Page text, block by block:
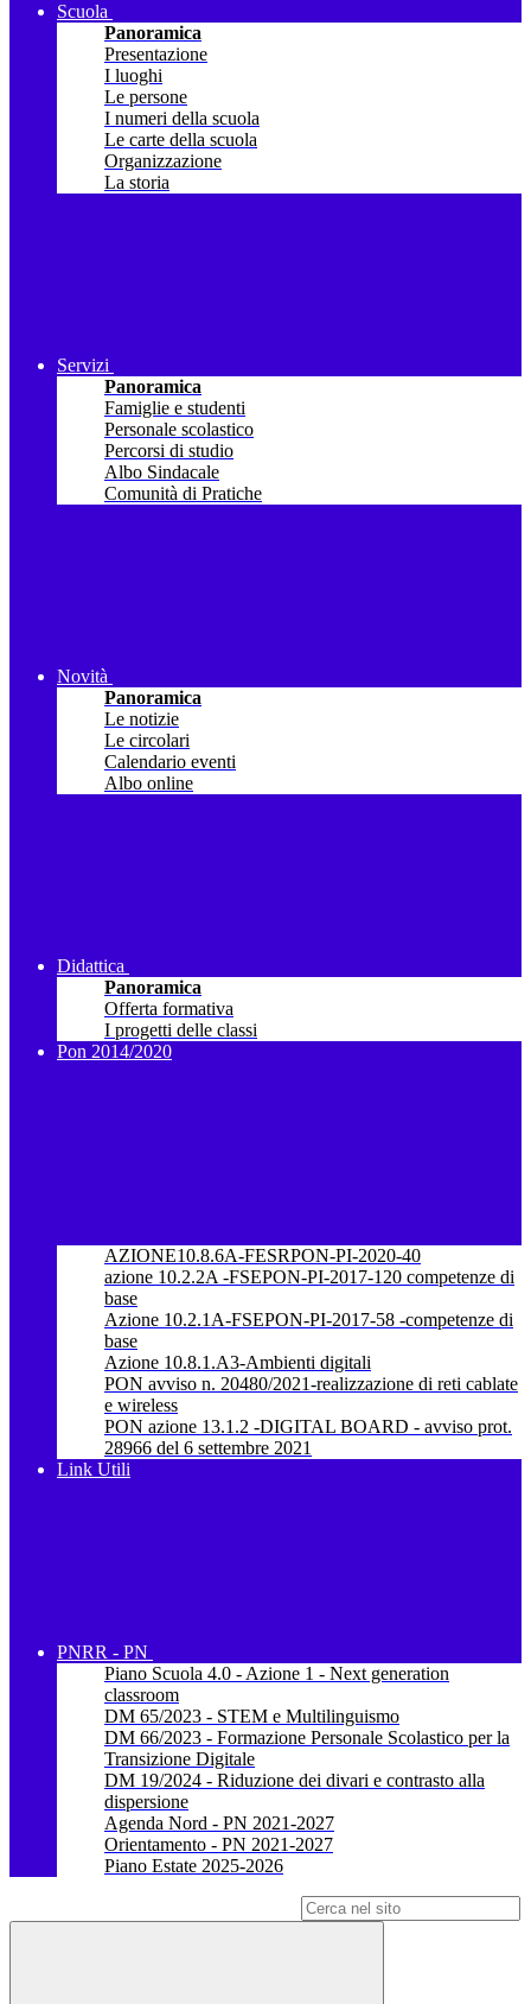
Scuola
Panoramica
Presentazione
I luoghi
Le persone
I numeri della scuola
Le carte della scuola
Organizzazione
La storia
Servizi
Panoramica
Famiglie e studenti
Personale scolastico
Percorsi di studio
Albo Sindacale
Comunità di Pratiche
Novità
Panoramica
Le notizie
Le circolari
Calendario eventi
Albo online
Didattica
Panoramica
Offerta formativa
I progetti delle classi
Pon 2014/2020
AZIONE10.8.6A-FESRPON-PI-2020-40
azione 10.2.2A -FSEPON-PI-2017-120 competenze di
base
Azione 10.2.1A-FSEPON-PI-2017-58 -competenze di
base
Azione 10.8.1.A3-Ambienti digitali
PON avviso n. 20480/2021-realizzazione di reti cablate
e wireless
PON azione 13.1.2 -DIGITAL BOARD - avviso prot.
28966 del 6 settembre 2021
Link Utili
PNRR - PN
Piano Scuola 4.0 - Azione 1 - Next generation
classroom
DM 65/2023 - STEM e Multilinguismo
DM 66/2023 - Formazione Personale Scolastico per la
Transizione Digitale
DM 19/2024 - Riduzione dei divari e contrasto alla
dispersione
Agenda Nord - PN 2021-2027
Orientamento - PN 2021-2027
Piano Estate 2025-2026